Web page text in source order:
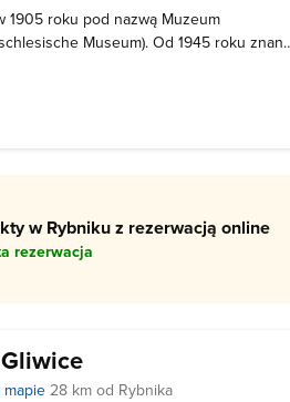
1905 roku pod nazwą Muzeum
Museum). Od 1945 roku
w Rybniku z rezerwacją online
rezerwacja
mapie28 km od Rybnika